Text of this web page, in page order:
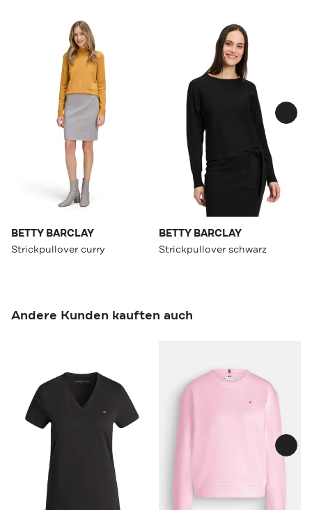
BETTY BARCLAY
Strickpullover curry
BETTY BARCLAY
Strickpullover schwarz
Andere Kunden kauften auch